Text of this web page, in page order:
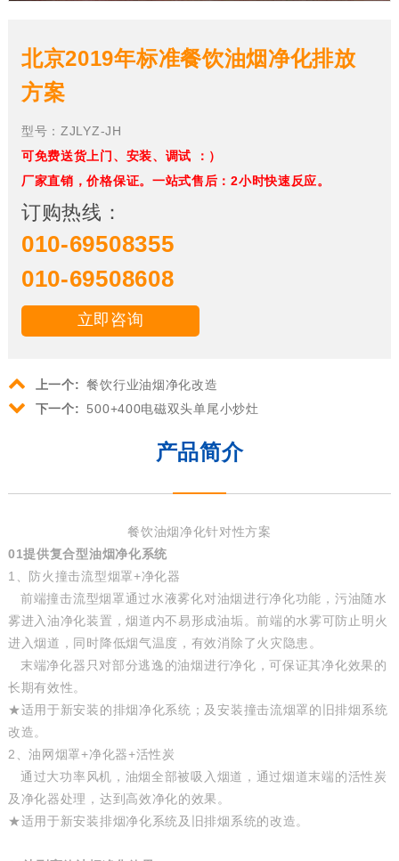
北京2019年标准餐饮油烟净化排放
方案
型号：ZJLYZ-JH
可免费送货上门、安装、调试 ：）
厂家直销，价格保证。一站式售后：2小时快速反应。
订购热线：
010-69508355
010-69508608
立即咨询
上一个: 餐饮行业油烟净化改造
下一个:
500+400电磁双头单尾小炒灶
产品简介
餐饮油烟净化针对性方案
01提供复合型油烟净化系统
1、防火撞击流型烟罩+净化器
前端撞击流型烟罩通过水液雾化对油烟进行净化功能，污油随水
雾进入油净化装置，烟道内不易形成油垢。前端的水雾可防止明火
进入烟道，同时降低烟气温度，有效消除了火灾隐患。
末端净化器只对部分逃逸的油烟进行净化，可保证其净化效果的
长期有效性。
★适用于新安装的排烟净化系统；及安装撞击流烟罩的旧排烟系统
改造。
2、油网烟罩+净化器+活性炭
通过大功率风机，油烟全部被吸入烟道，通过烟道末端的活性炭
及净化器处理，达到高效净化的效果。
★适用于新安装排烟净化系统及旧排烟系统的改造。